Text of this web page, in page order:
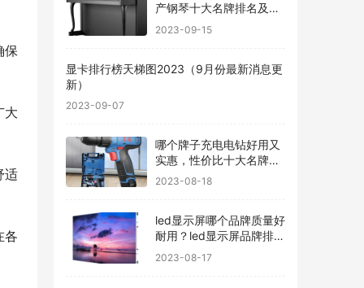
保
大
适
各
产钢琴十大名牌排名及价
格
2023-09-15
显卡排行榜天梯图2023（9月份最新消息更
新）
2023-09-07
哪个牌子充电电钻好用又
实惠，性价比十大名牌充
电电钻排名
2023-08-18
led显示屏哪个品牌质量好
耐用？led显示屏品牌排行
前十名
2023-08-17